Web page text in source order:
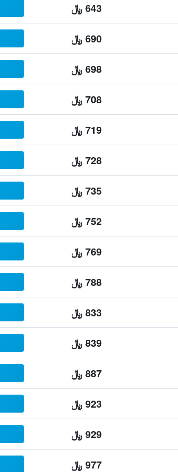
643 ﷼
690 ﷼
698 ﷼
708 ﷼
719 ﷼
728 ﷼
735 ﷼
752 ﷼
769 ﷼
788 ﷼
833 ﷼
839 ﷼
887 ﷼
923 ﷼
929 ﷼
977 ﷼